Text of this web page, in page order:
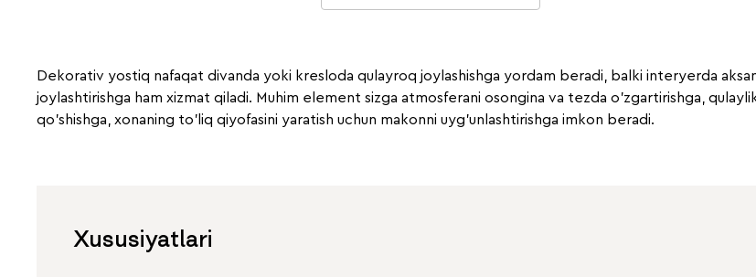
Dekorativ yostiq nafaqat divanda yoki kresloda qulayroq joylashishga yordam beradi, balki interyerda
joylashtirishga ham xizmat qiladi. Muhim element sizga atmosferani osongina va tezda o'zgartirishga,
qo'shishga, xonaning to'liq qiyofasini yaratish uchun makonni uyg'unlashtirishga imkon beradi.
Xususiyatlari